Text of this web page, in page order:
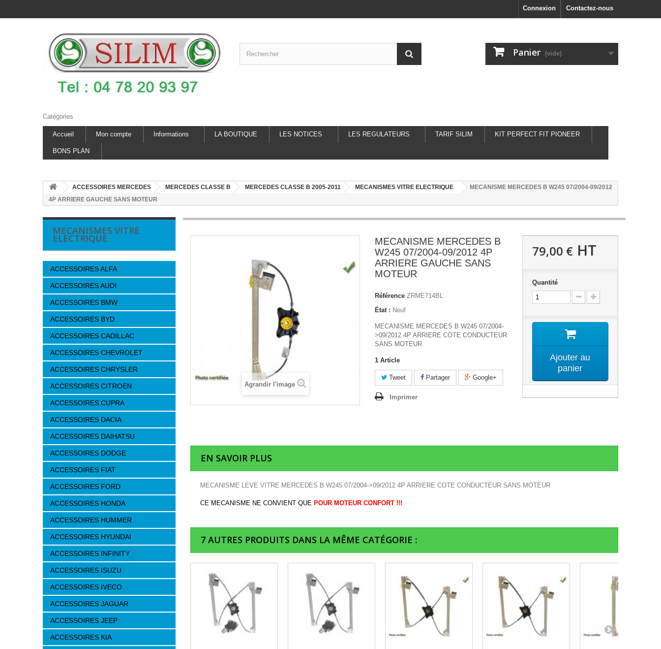
Contactez-nous
Connexion
Panier (vide)
Catégories
Accueil Mon compte Informations LA BOUTIQUE LES NOTICES LES REGULATEURS TARIF SILIM KIT PERFECT FIT PIONEER
BONS PLAN
ACCESSOIRES MERCEDES MERCEDES CLASSE B MERCEDES CLASSE B 2005-2011 MECANISMES VITRE ELECTRIQUE
MECANISME MERCEDES B W245 07/2004-09/2012
4P ARRIERE GAUCHE SANS MOTEUR
MECANISMES VITRE
ELECTRIQUE
ACCESSOIRES ALFA
ACCESSOIRES AUDI
ACCESSOIRES BMW
ACCESSOIRES BYD
ACCESSOIRES CADILLAC
ACCESSOIRES CHEVROLET
ACCESSOIRES CHRYSLER
ACCESSOIRES CITROEN
ACCESSOIRES CUPRA
ACCESSOIRES DACIA
ACCESSOIRES DAIHATSU
ACCESSOIRES DODGE
ACCESSOIRES FIAT
ACCESSOIRES FORD
ACCESSOIRES HONDA
ACCESSOIRES HUMMER
ACCESSOIRES HYUNDAI
ACCESSOIRES INFINITY
ACCESSOIRES ISUZU
ACCESSOIRES IVECO
ACCESSOIRES JAGUAR
ACCESSOIRES JEEP
ACCESSOIRES KIA
Agrandir l'image
MECANISME MERCEDES B
W245 07/2004-09/2012 4P
ARRIERE GAUCHE SANS
MOTEUR
Référence ZRME714BL
État : Neuf
MECANISME MERCEDES B W245 07/2004-
>09/2012 4P ARRIERE COTE CONDUCTEUR
SANS MOTEUR
1 Article
Tweet Partager Google+
Imprimer
79,00 €HT
Quantité
Ajouter au
panier
EN SAVOIR PLUS
MECANISME LEVE VITRE MERCEDES B W245 07/2004->09/2012 4P ARRIERE COTE CONDUCTEUR SANS MOTEUR
CE MECANISME NE CONVIENT QUE POUR MOTEUR CONFORT !!!
7 AUTRES PRODUITS DANS LA MÊME CATÉGORIE :